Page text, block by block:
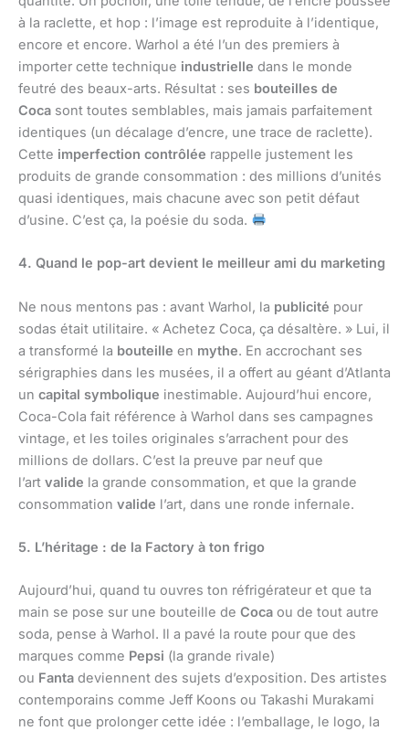
à la raclette, et hop : l’image est reproduite à l’identique,
encore et encore. Warhol a été l’un des premiers à
importer cette technique industrielle dans le monde
feutré des beaux-arts. Résultat : ses bouteilles de
Coca sont toutes semblables, mais jamais parfaitement
identiques (un décalage d’encre, une trace de raclette).
Cette imperfection contrôlée rappelle justement les
produits de grande consommation : des millions d’unités
quasi identiques, mais chacune avec son petit défaut
d’usine. C’est ça, la poésie du soda.
4. Quand le pop-art devient le meilleur ami du marketing
Ne nous mentons pas : avant Warhol, la publicité pour
sodas était utilitaire. « Achetez Coca, ça désaltère. » Lui, il
a transformé la bouteille en mythe. En accrochant ses
sérigraphies dans les musées, il a offert au géant d’Atlanta
un capital symbolique inestimable. Aujourd’hui encore,
Coca-Cola fait référence à Warhol dans ses campagnes
vintage, et les toiles originales s’arrachent pour des
millions de dollars. C’est la preuve par neuf que
l’art valide la grande consommation, et que la grande
consommation valide l’art, dans une ronde infernale.
5. L’héritage : de la Factory à ton frigo
Aujourd’hui, quand tu ouvres ton réfrigérateur et que ta
main se pose sur une bouteille de Coca ou de tout autre
soda, pense à Warhol. Il a pavé la route pour que des
marques comme Pepsi (la grande rivale)
ou Fanta deviennent des sujets d’exposition. Des artistes
contemporains comme Jeff Koons ou Takashi Murakami
ne font que prolonger cette idée : l’emballage, le logo, la